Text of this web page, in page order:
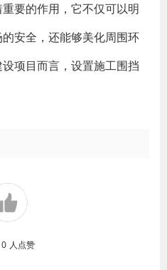
要的作用，它不仅可以明
安全，还能够美化周围环
项目而言，设置施工围挡
0 人点赞